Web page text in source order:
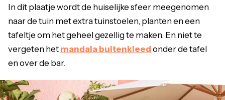
In dit plaatje wordt de huiselijke sfeer meegenomen
naar de tuin met extra tuinstoelen, planten en een
tafeltje om het geheel gezellig te maken. En niet te
vergeten het mandala buitenkleed onder de tafel
en over de bar.